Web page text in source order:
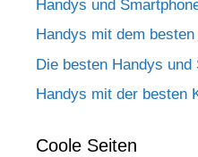
Handys und
Handys mit dem
Die besten Handys
Handys mit der besten
Coole Seiten